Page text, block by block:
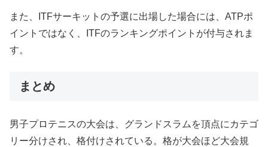
また、ITFサーキットの予選に出場した場合には、ATPポ
イントではなく、ITFのランキングポイントが付与されま
す。
まとめ
男子プロテニスの大会は、グランドスラムを頂点にカテゴ
リー分けされ、格付けされている。格が大会ほど大会規